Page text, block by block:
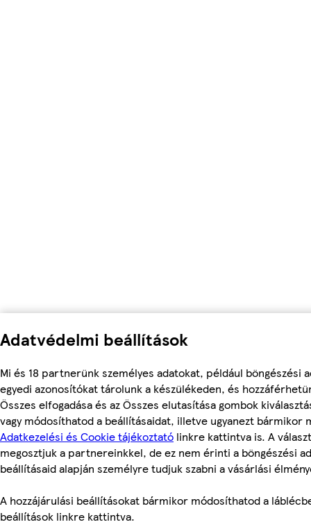
Adatvédelmi beállítások
Mi és 18 partnerünk személyes adatokat, például böngészési
egyedi azonosítókat tárolunk a készülékeden, és
Összes elfogadása és az Összes elutasítása gombok
vagy módosíthatod a beállításaidat, illetve ugyanezt bármikor
Adatkezelési és Cookie tájékoztató linkre kattintva is. A
megosztjuk a partnereinkkel, de ez nem érinti a böngészési
beállításaid alapján személyre tudjuk szabni a vásárlási
A hozzájárulási beállításokat bármikor módosíthatod a
beállítások linkre kattintva.